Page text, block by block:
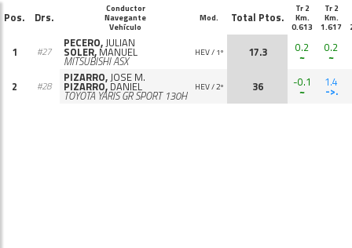
Pos. Drs.
Conductor
Navegante
Vehículo
Mod. Total Ptos.
Tr 2
Km.
0.613
Tr 2
Km.
1.617
1 #27
PECERO,JULIAN
SOLER, MANUEL
MITSUBISHI ASX
HEV / 1º 17.3 0.2
~
0.2
~
2
#28
PIZARRO,JOSE M.
PIZARRO,DANIEL
TOYOTA YARIS GR SPORT 130H
HEV / 2º 36 -0.1
~
1.4
->.